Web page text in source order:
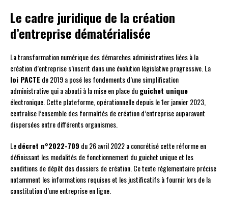
Le cadre juridique de la création
d’entreprise dématérialisée
La transformation numérique des démarches administratives liées à la
création d’entreprise s’inscrit dans une évolution législative progressive. La
loi PACTE de 2019 a posé les fondements d’une simplification
administrative qui a abouti à la mise en place duguichet unique
électronique. Cette plateforme, opérationnelle depuis le 1er janvier 2023,
centralise l’ensemble des formalités de création d’entreprise auparavant
dispersées entre différents organismes.
Ledécret n°2022-709 du 26 avril 2022 a concrétisé cette réforme en
définissant les modalités de fonctionnement du guichet unique et les
conditions de dépôt des dossiers de création. Ce texte réglementaire précise
notamment les informations requises et les justificatifs à fournir lors de la
constitution d’une entreprise en ligne.